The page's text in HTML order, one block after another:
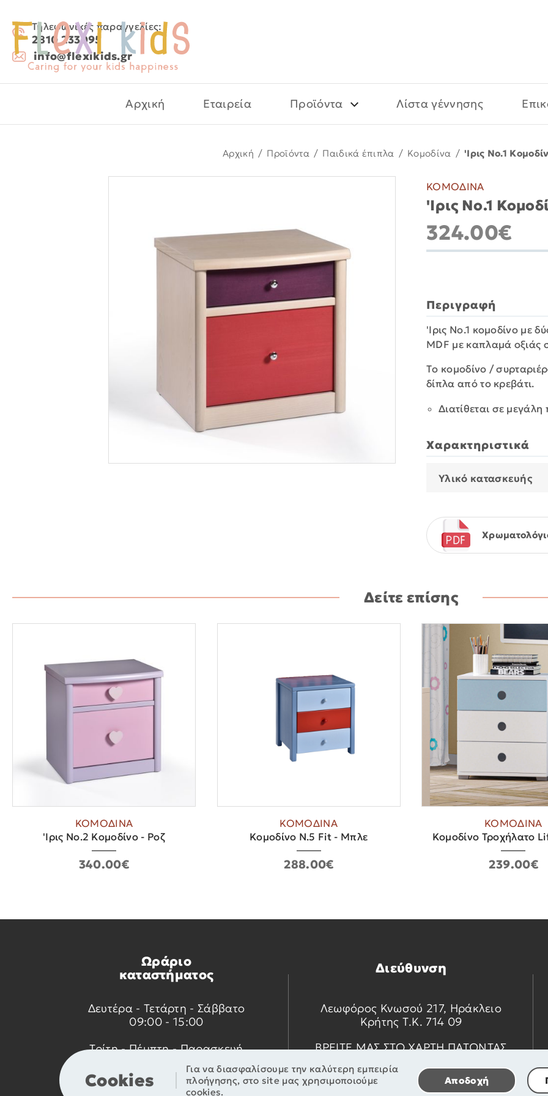
Cookies
Για να διασφαλίσουμε την καλύτερη εμπειρία
πλοήγησης, στο site μας χρησιμοποιούμε
cookies.
Αποδοχή
Τηλεφωνικές παραγγελίες:
2810 233095
info@flexikids.gr
Αρχική Εταιρεία Προϊόντα Λίστα γέννησης
Αρχική / Προϊόντα / Παιδικά έπιπλα / Κομοδίνα / 'Ιρις Νο.1
ΚΟΜΟΔΙΝΑ
'Ιρις Νο.1
324.00€
Περιγραφή
'Ιρις Νο.1 κομοδίνο με
MDF με καπλαμά
Τo κομοδίνο /
δίπλα από το κρεβάτι.
Διατίθεται σε
Χαρακτηριστικά
Υλικό κατασκευής
Δείτε επίσης
ΚΟΜΟΔΙΝΑ
'Ιρις Νο.2 Κομοδίνο - Ροζ
340.00€
ΚΟΜΟΔΙΝΑ
Κομοδίνο Ν.5 Fit - Μπλε
288.00€
ΚΟΜΟΔΙΝΑ
Κομοδίνο Τροχήλατο
239.00€
Ωράριο
καταστήματος
Δευτέρα - Τετάρτη - Σάββατο
09:00 - 15:00
Τρίτη - Πέμπτη - Παρασκευή
09:00 - 14:00 & 17:30 - 21:00
Διεύθυνση
Λεωφόρος Κνωσού 217, Ηράκλειο
Κρήτης Τ.Κ. 714 09
ΒΡΕΙΤΕ ΜΑΣ ΣΤΟ ΧΑΡΤΗ ΠΑΤΩΝΤΑΣ